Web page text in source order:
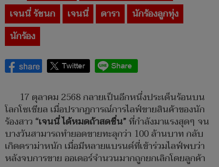
เจนนี่ รัชนก
เจนนี่ ดารา
นักร้องลูกทุ่ง
นักร้อง
17 ตุลาคม 2568 กลายเป็นอีกหนึ่งประเด็นร้อนบน
โลกโซเชียล เมื่อปรากฏการณ์การไลฟ์ขายสินค้าของนัก
ร้องสาว “เจนนี่ ได้หมดถ้าสดชื่น”ที่กำลังมาแรงสุดๆ จน
บางวันสามารถทำยอดขายทะลุกว่า 100 ล้านบาท กลับ
เกิดดราม่าหนัก เมื่อมีหลายแบรนด์ที่เข้าร่วมไลฟ์พบว่า
หลังจบการขาย ออเดอร์จำนวนมากถูกยกเลิกโดยลูกค้า